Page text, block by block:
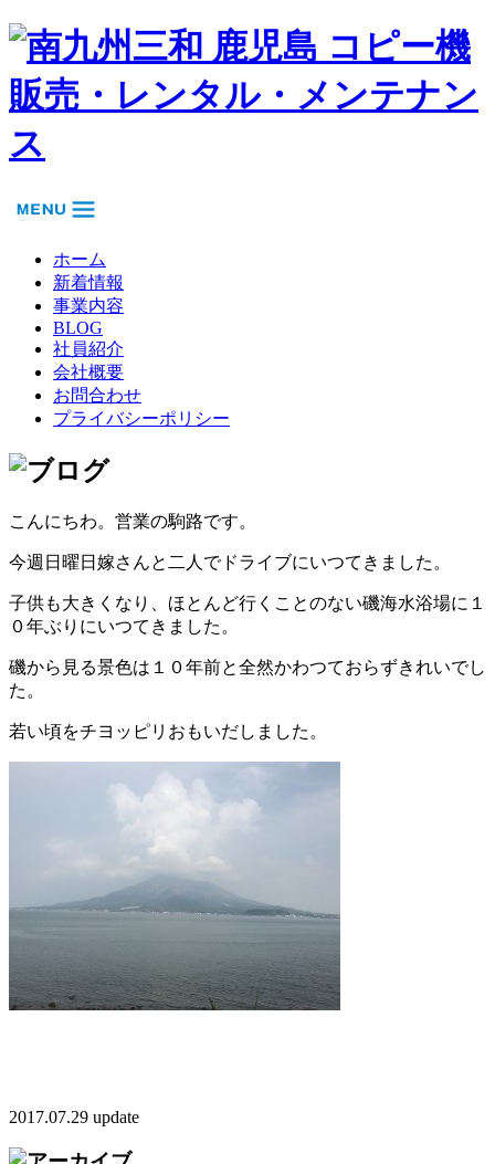
ホーム
新着情報
事業内容
BLOG
社員紹介
会社概要
お問合わせ
プライバシーポリシー
こんにちわ。営業の駒路です。
今週日曜日嫁さんと二人でドライブにいつてきました。
子供も大きくなり、ほとんど行くことのない磯海水浴場に１
０年ぶりにいつてきました。
磯から見る景色は１０年前と全然かわつておらずきれいでし
た。
若い頃をチヨッピリおもいだしました。
2017.07.29 update